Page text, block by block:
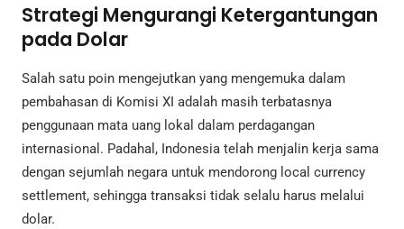
Strategi Mengurangi Ketergantungan
pada Dolar
Salah satu poin mengejutkan yang mengemuka dalam
pembahasan di Komisi XI adalah masih terbatasnya
penggunaan mata uang lokal dalam perdagangan
internasional. Padahal, Indonesia telah menjalin kerja sama
dengan sejumlah negara untuk mendorong local currency
settlement, sehingga transaksi tidak selalu harus melalui
dolar.